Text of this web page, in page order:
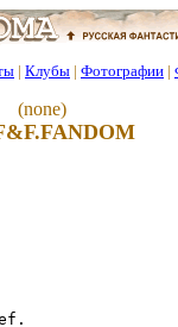
| Клубы | Фотографии |
(none)